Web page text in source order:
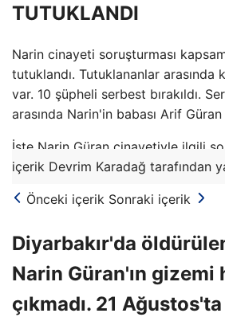
TUTUKLANDI
Narin cinayeti soruşturması
tutuklandı. Tutuklananlar arasında
var. 10 şüpheli serbest bırakıldı.
arasında Narin'in babası Arif Güran
İşte Narin Güran cinayetiyle ilgili
içerik Devrim Karadağ tarafından
Önceki içerik Sonraki içerik
Diyarbakır'da
Narin Güran'ın gizemi
çıkmadı. 21